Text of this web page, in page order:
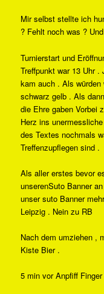
Mir selbst stellte ich
? Fehlt noch was ?
Turnierstart und
Treffpunkt war 13 Uhr
kam auch . Als
schwarz gelb . Als
die Ehre gaben Vorbei
Herz ins
des Textes nochmals
Treffenzupflegen sind .
Als aller erstes bevor
unserenSuto Banner
unser suto Banner
Leipzig . Nein zu RB
Nach dem umziehen ,
Kiste Bier .
5 min vor Anpfiff